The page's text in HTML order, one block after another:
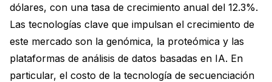
dólares, con una tasa de crecimiento anual del 12.3%.
Las tecnologías clave que impulsan el crecimiento de
este mercado son la genómica, la proteómica y las
plataformas de análisis de datos basadas en IA. En
particular, el costo de la tecnología de secuenciación